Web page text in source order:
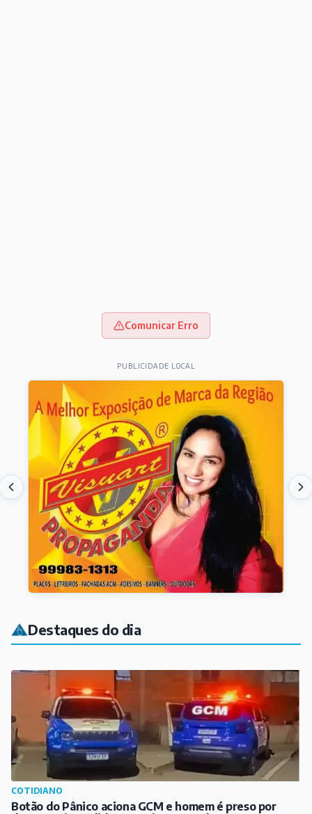
Comunicar Erro
PUBLICIDADE LOCAL
Destaques do dia
COTIDIANO
Botão do Pânico aciona GCM e homem é preso por